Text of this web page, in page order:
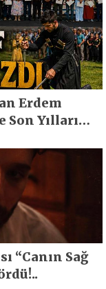
Erdem
Son Yılların
“Canın Sağ